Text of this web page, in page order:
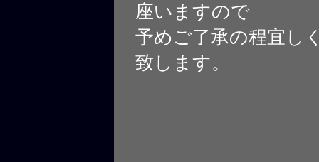
座いますので
予めご了承の程宜し
致します。